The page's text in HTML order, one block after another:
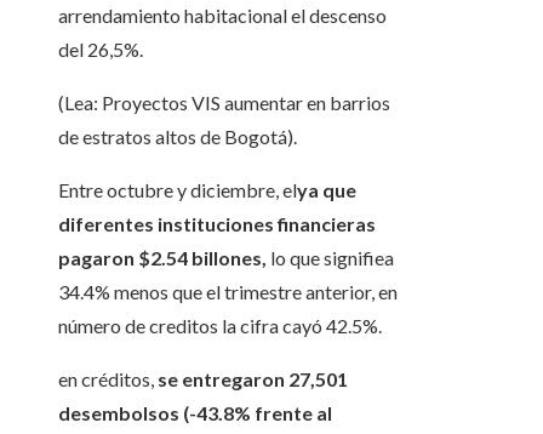
arrendamiento habitacional el descenso
del 26,5%.
(Lea: Proyectos VIS aumentar en barrios
de estratos altos de Bogotá).
Entre octubre y diciembre, elya que
diferentes instituciones financieras
pagaron $2.54 billones, lo que signifiea
34.4% menos que el trimestre anterior, en
número de creditos la cifra cayó 42.5%.
en créditos, se entregaron 27,501
desembolsos (-43.8% frente al